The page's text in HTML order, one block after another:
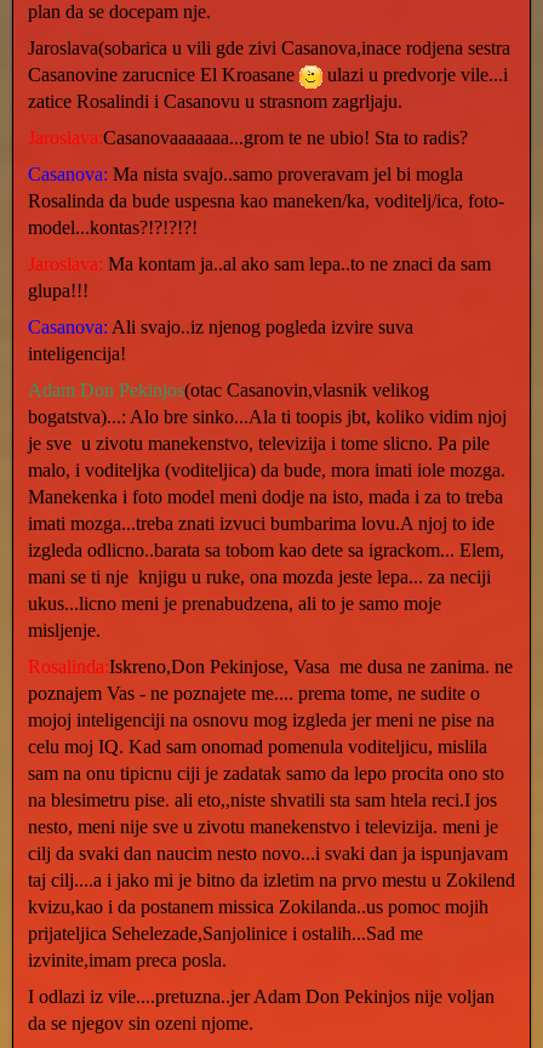
plan da se docepam nje.
Jaroslava(sobarica u vili gde zivi Casanova,inace rodjena sestra
Casanovine zarucnice El Kroasane
ulazi u predvorje vile...i
zatice Rosalindi i Casanovu u strasnom zagrljaju.
Jaroslava:Casanovaaaaaaa...grom te ne ubio! Sta to radis?
Casanova: Ma nista svajo..samo proveravam jel bi mogla
Rosalinda da bude uspesna kao maneken/ka, voditelj/ica, foto-
model...kontas?!?!?!?!
Jaroslava: Ma kontam ja..al ako sam lepa..to ne znaci da sam
glupa!!!
Casanova: Ali svajo..iz njenog pogleda izvire suva
inteligencija!
Adam Don Pekinjos(otac Casanovin,vlasnik velikog
bogatstva)...: Alo bre sinko...Ala ti toopis jbt, koliko vidim njoj
je sve u zivotu manekenstvo, televizija i tome slicno. Pa pile
malo, i voditeljka (voditeljica) da bude, mora imati iole mozga.
Manekenka i foto model meni dodje na isto, mada i za to treba
imati mozga...treba znati izvuci bumbarima lovu.A njoj to ide
izgleda odlicno..barata sa tobom kao dete sa igrackom... Elem,
mani se ti nje knjigu u ruke, ona mozda jeste lepa... za neciji
ukus...licno meni je prenabudzena, ali to je samo moje
misljenje.
Rosalinda:Iskreno,Don Pekinjose, Vasa me dusa ne zanima. ne
poznajem Vas - ne poznajete me.... prema tome, ne sudite o
mojoj inteligenciji na osnovu mog izgleda jer meni ne pise na
celu moj IQ. Kad sam onomad pomenula voditeljicu, mislila
sam na onu tipicnu ciji je zadatak samo da lepo procita ono sto
na blesimetru pise. ali eto,,niste shvatili sta sam htela reci.I jos
nesto, meni nije sve u zivotu manekenstvo i televizija. meni je
cilj da svaki dan naucim nesto novo...i svaki dan ja ispunjavam
taj cilj....a i jako mi je bitno da izletim na prvo mestu u Zokilend
kvizu,kao i da postanem missica Zokilanda..us pomoc mojih
prijateljica Sehelezade,Sanjolinice i ostalih...Sad me
izvinite,imam preca posla.
I odlazi iz vile....pretuzna..jer Adam Don Pekinjos nije voljan
da se njegov sin ozeni njome.